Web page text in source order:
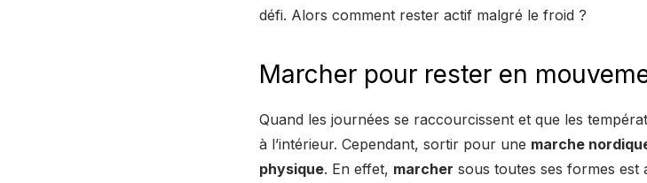
défi. Alors comment rester actif malgré le froid ?
Marcher pour rester en
Quand les journées se raccourcissent et que les
à l’intérieur. Cependant, sortir pour une marche
physique. En effet, marcher sous toutes ses formes est